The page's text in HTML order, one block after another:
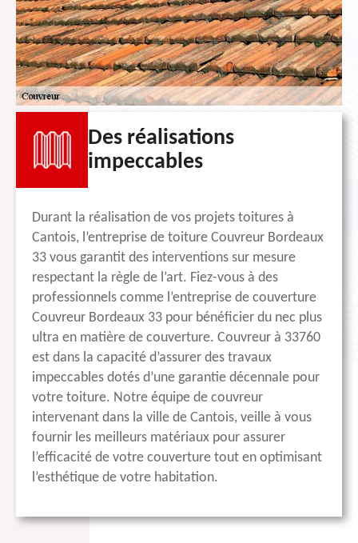
Des réalisations
impeccables
Durant la réalisation de vos projets toitures à
Cantois, l’entreprise de toiture Couvreur Bordeaux
33 vous garantit des interventions sur mesure
respectant la règle de l’art. Fiez-vous à des
professionnels comme l’entreprise de couverture
Couvreur Bordeaux 33 pour bénéficier du nec plus
ultra en matière de couverture. Couvreur à 33760
est dans la capacité d’assurer des travaux
impeccables dotés d’une garantie décennale pour
votre toiture. Notre équipe de couvreur
intervenant dans la ville de Cantois, veille à vous
fournir les meilleurs matériaux pour assurer
l’efficacité de votre couverture tout en optimisant
l’esthétique de votre habitation.